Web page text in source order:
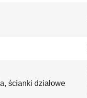
ścianki działowe